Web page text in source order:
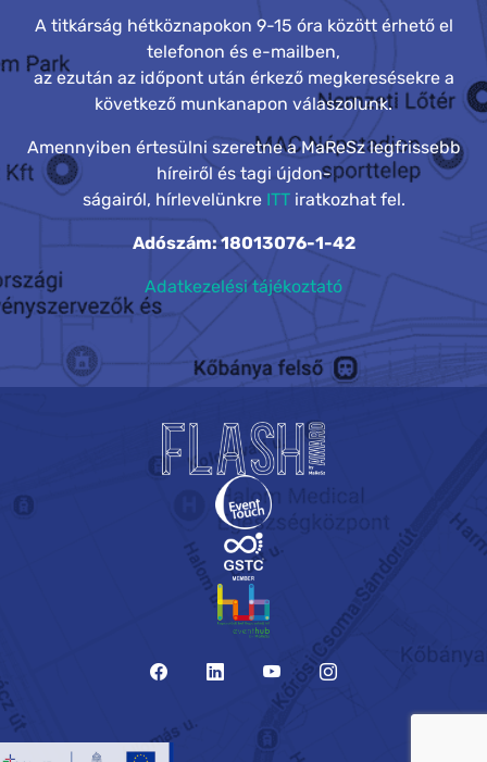
A titkárság hétköznapokon 9-15 óra között érhető el
telefonon és e-mailben,
az ezután az időpont után érkező megkeresésekre a
következő munkanapon válaszolunk.
Amennyiben értesülni szeretne a MaReSz legfrissebb
híreiről és tagi újdon-
ságairól, hírlevelünkre ITTiratkozhat fel.
Adószám: 18013076-1-42
Adatkezelési tájékoztató